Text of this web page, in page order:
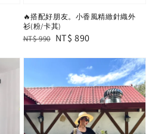
🔥搭配好朋友。小香風精緻針織外
衫(粉/卡其)
Regular
NT$ 990 Sale
NT$ 890